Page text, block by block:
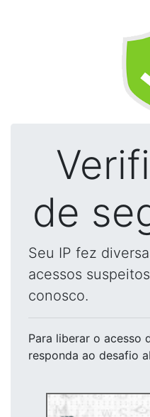
de
Seu IP fez
acessos
conosco.
Para liberar o acesso
responda ao desafio